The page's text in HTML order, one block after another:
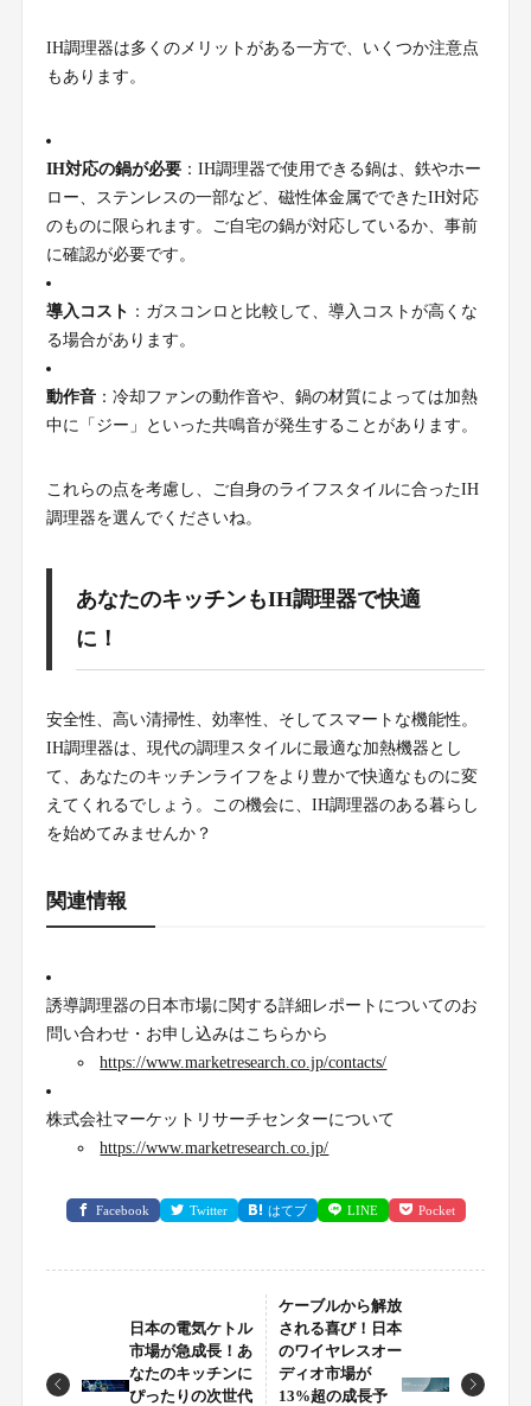
IH調理器は多くのメリットがある一方で、いくつか注意点
もあります。
IH対応の鍋が必要：IH調理器で使用できる鍋は、鉄やホー
ロー、ステンレスの一部など、磁性体金属でできたIH対応
のものに限られます。ご自宅の鍋が対応しているか、事前
に確認が必要です。
導入コスト ：ガスコンロと比較して、導入コストが高くな
る場合があります。
動作音：冷却ファンの動作音や、鍋の材質によっては加熱
中に「ジー」といった共鳴音が発生することがあります。
これらの点を考慮し、ご自身のライフスタイルに合ったIH
調理器を選んでくださいね。
あなたのキッチンもIH調理器で快適
に！
安全性、高い清掃性、効率性、そしてスマートな機能性。
IH調理器は、現代の調理スタイルに最適な加熱機器とし
て、あなたのキッチンライフをより豊かで快適なものに変
えてくれるでしょう。この機会に、IH調理器のある暮らし
を始めてみませんか？
関連情報
誘導調理器の日本市場に関する詳細レポートについてのお
問い合わせ・お申し込みはこちらから
https://www.marketresearch.co.jp/contacts/
株式会社マーケットリサーチセンターについて
https://www.marketresearch.co.jp/
Facebook Twitter はてブ LINE Pocket
日本の電気ケトル
市場が急成長！あ
なたのキッチンに
ぴったりの次世代
ケーブルから解放
される喜び！日本
のワイヤレスオー
ディオ市場が
13%超の成長予